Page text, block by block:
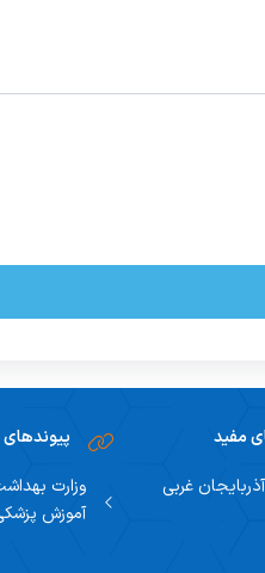
مفید
غربی
پیوندهای
وزارت
آموزش